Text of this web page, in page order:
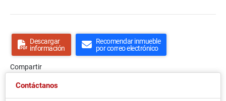
Descargar
información
Recomendar inmueble
por correo electrónico
Compartir
Contáctanos